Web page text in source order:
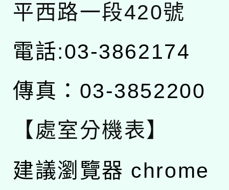
平西路一段420號
電話:03-3862174
傳真：03-3852200
【處室分機表】
建議瀏覽器 chrome